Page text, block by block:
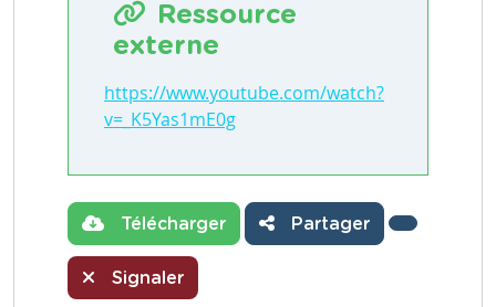
Ressource
externe
https://www.youtube.com/watch?
v=_K5Yas1mE0g
Télécharger Partager
Signaler